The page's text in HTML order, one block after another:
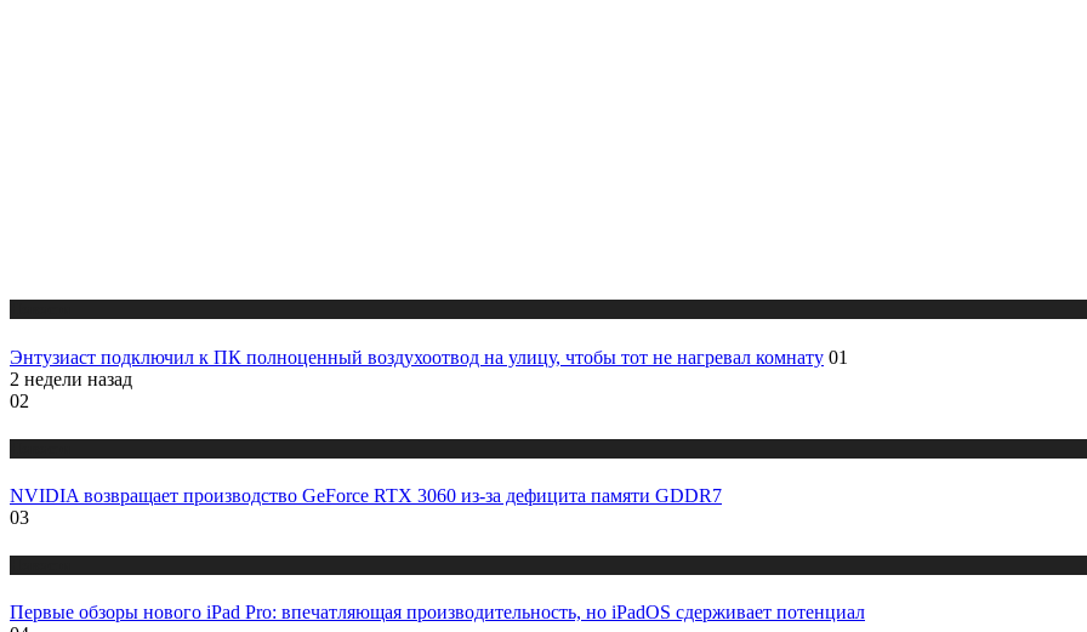
Энтузиаст подключил к ПК полноценный воздухоотвод на улицу, чтобы тот не нагревал комнату 01
2 недели назад
02
NVIDIA возвращает производство GeForce RTX 3060 из-за дефицита памяти GDDR7
03
Первые обзоры нового iPad Pro: впечатляющая производительность, но iPadOS сдерживает потенциал